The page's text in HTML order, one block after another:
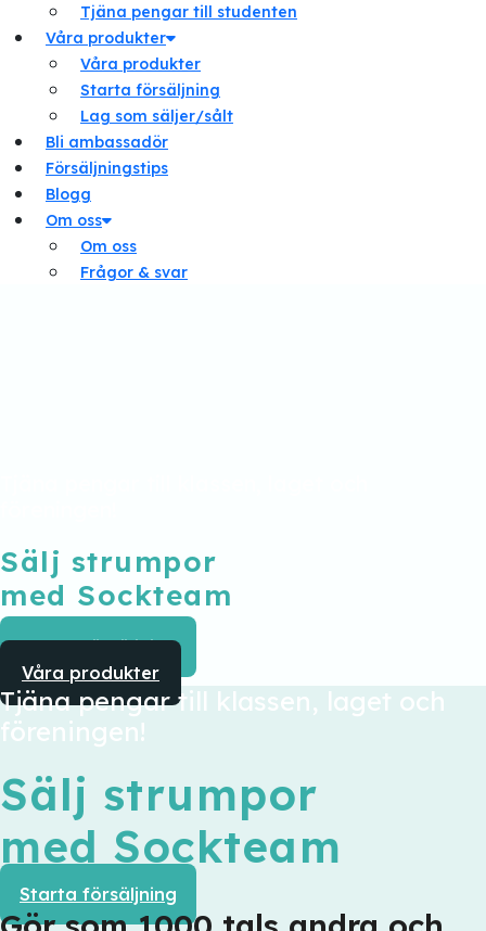
Tjäna pengar till studenten
Våra produkter
Våra produkter
Starta försäljning
Lag som säljer/sålt
Bli ambassadör
Försäljningstips
Blogg
Om oss
Om oss
Frågor & svar
Sälj strumpor
med Sockteam
Starta försäljning
Våra produkter
Tjäna pengar till klassen, laget och
föreningen!
Sälj strumpor
med Sockteam
Starta försäljning